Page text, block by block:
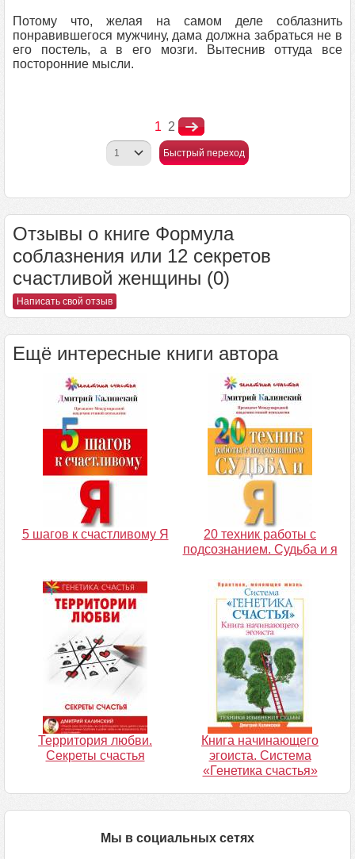
Потому что, желая на самом деле соблазнить
понравившегося мужчину, дама должна забраться не в
его постель, а в его мозги. Вытеснив оттуда все
посторонние мысли.
1 2
Быстрый переход
Отзывы о книге Формула
соблазнения или 12 секретов
счастливой женщины (0)
Написать свой отзыв
Ещё интересные книги автора
5 шагов к счастливому Я
20 техник работы с
подсознанием. Судьба и я
Территория любви.
Секреты счастья
Книга начинающего
эгоиста. Система
«Генетика счастья»
Мы в социальных сетях